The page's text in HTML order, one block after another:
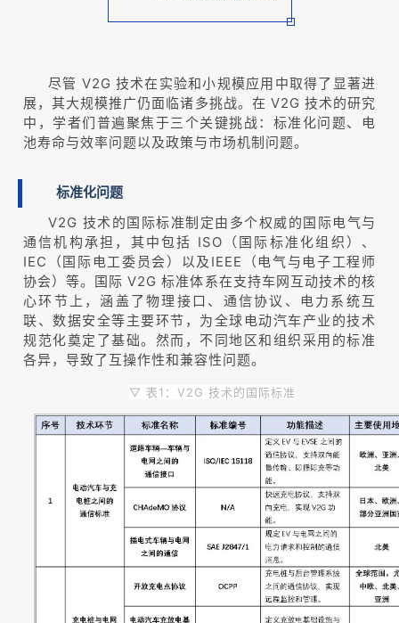
尽管 V2G 技术在实验和小规模应用中取得了显著进
展，其大规模推广仍面临诸多挑战。在 V2G 技术的研究
中，学者们普遍聚焦于三个关键挑战：标准化问题、电
池寿命与效率问题以及政策与市场机制问题。
标准化问题
V2G 技术的国际标准制定由多个权威的国际电气与
通信机构承担，其中包括 ISO（国际标准化组织）、
IEC（国际电工委员会）以及IEEE（电气与电子工程师
协会）等。国际 V2G 标准体系在支持车网互动技术的核
心环节上，涵盖了物理接口、通信协议、电力系统互
联、数据安全等主要环节，为全球电动汽车产业的技术
规范化奠定了基础。然而，不同地区和组织采用的标准
各异，导致了互操作性和兼容性问题。
▽ 表1：V2G 技术的国际标准